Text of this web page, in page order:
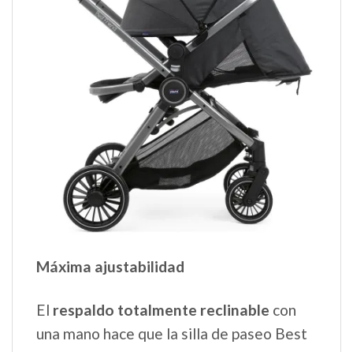
Máxima ajustabilidad
El respaldo totalmente reclinable con
una mano hace que la silla de paseo Best